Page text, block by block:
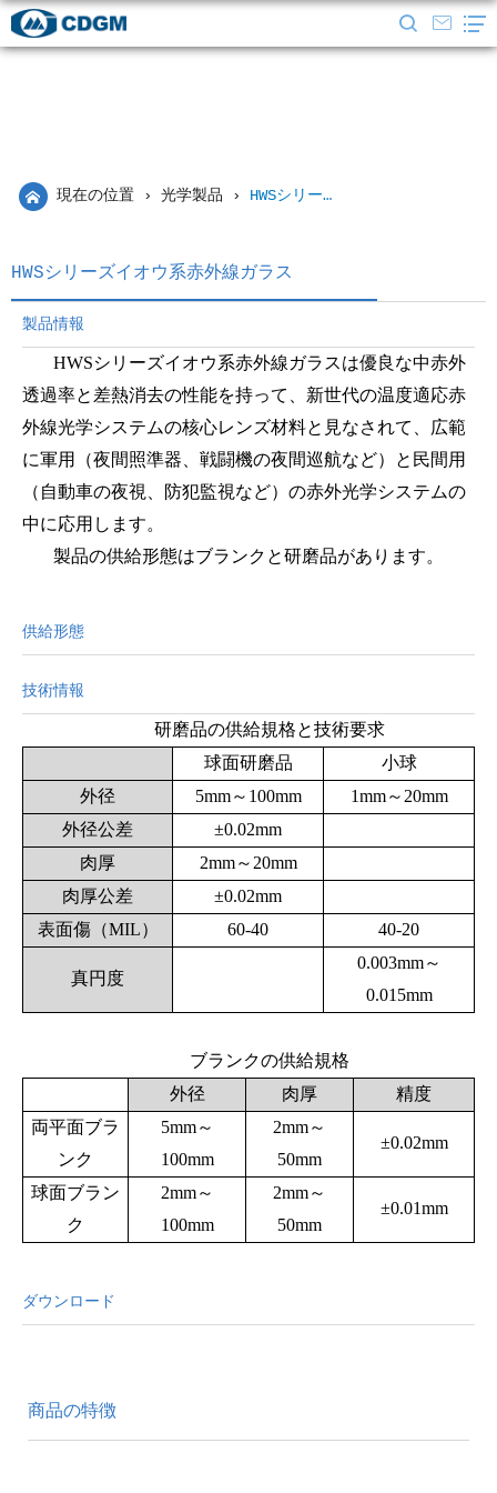
現在の位置 › 光学製品 › HWSシリーズイオウ系赤外線ガラス
HWSシリーズイオウ系赤外線ガラス
製品情報
HWSシリーズイオウ系赤外線ガラスは優良な中赤外
透過率と差熱消去の性能を持って、新世代の温度適応赤
外線光学システムの核心レンズ材料と見なされて、広範
に軍用（夜間照準器、戦闘機の夜間巡航など）と民間用
（自動車の夜視、防犯監視など）の赤外光学システムの
中に応用します。
製品の供給形態はブランクと研磨品があります。
供給形態
技術情報
研磨品の供給規格と技術要求
球面研磨品
小球
外径
5mm～100mm
1mm～20mm
外径公差
±0.02mm
肉厚
2mm～20mm
肉厚公差
±0.02mm
表面傷（MIL）
60-40 40-20
真円度
0.003mm～
0.015mm
ブランクの供給規格
外径
肉厚
精度
両平面ブラ
ンク
5mm～
100mm
2mm～
50mm
±0.02mm
球面ブラン
ク
2mm～
100mm
2mm～
50mm
±0.01mm
ダウンロード
商品の特徴